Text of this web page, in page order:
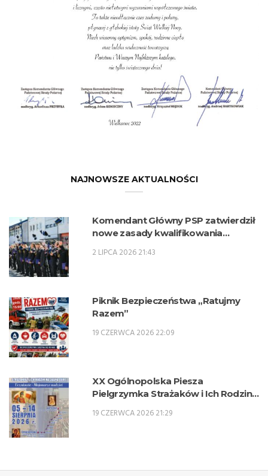
NAJNOWSZE AKTUALNOŚCI
Komendant Główny PSP zatwierdził
nowe zasady kwalifikowania
zawodowe w zawodzie technik
2 LIPCA 2026 21:43
Piknik Bezpieczeństwa „Ratujmy
Razem”
19 CZERWCA 2026 22:09
XX Ogólnopolska Piesza
Pielgrzymka Strażaków i Ich Rodzin
19 CZERWCA 2026 21:29